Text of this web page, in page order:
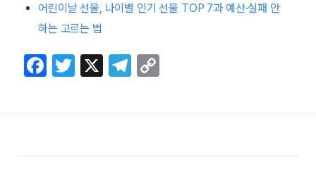
어린이날 선물, 나이별 인기 선물 TOP 7과 예산·실패 안
하는 고르는 법
F
c
b
T
itt
X
T
e
a
p
Li